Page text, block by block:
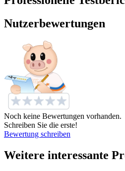
Nutzerbewertungen
Noch keine Bewertungen vorhanden.
Schreiben Sie die erste!
Bewertung schreiben
Weitere interessante